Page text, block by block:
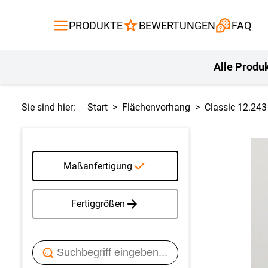
PRODUKTE BEWERTUNGEN FAQ
Alle
Gardinen
Sie sind hier: Start Flächenvorhang Classic 12.243
Maßanfertigung
Fertiggrößen